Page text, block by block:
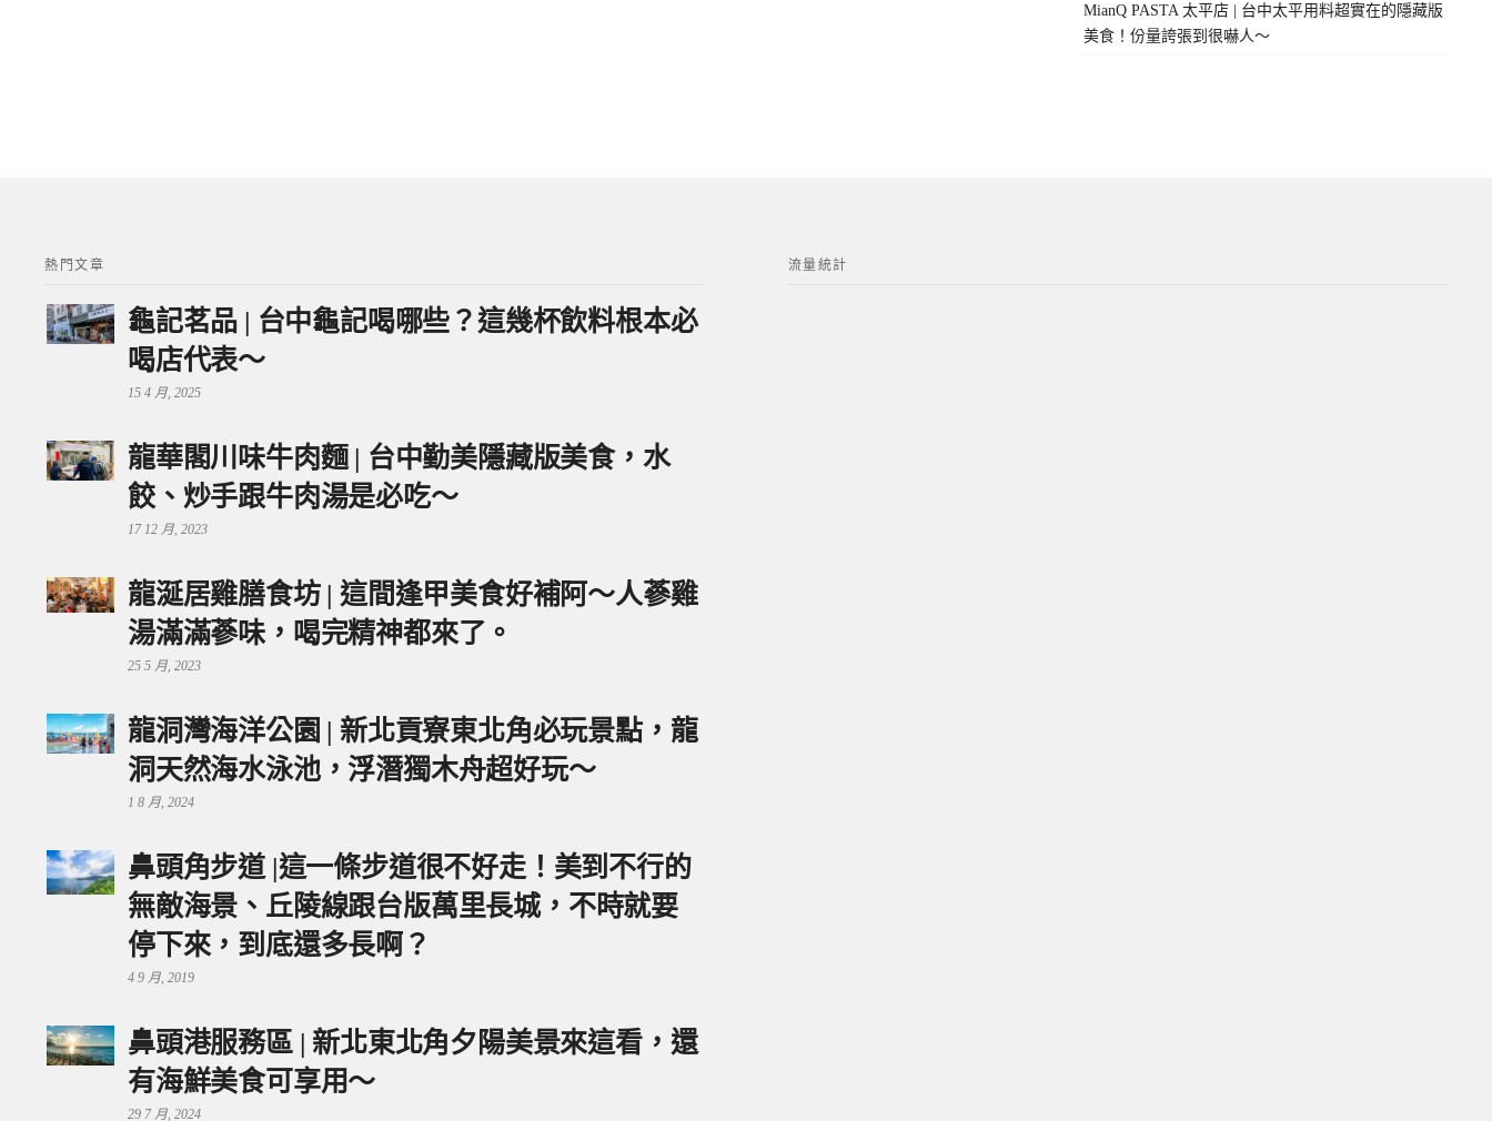
MianQ PASTA 太平店 | 台中太平用料超實在的隱藏版
美食！份量誇張到很嚇人～
熱門文章
龜記茗品 | 台中龜記喝哪些？這幾杯飲料根本必
喝店代表～
15 4 月, 2025
龍華閣川味牛肉麵 | 台中勤美隱藏版美食，水
餃、炒手跟牛肉湯是必吃～
17 12 月, 2023
龍涎居雞膳食坊 | 這間逢甲美食好補阿～人蔘雞
湯滿滿蔘味，喝完精神都來了。
25 5 月, 2023
龍洞灣海洋公園 | 新北貢寮東北角必玩景點，龍
洞天然海水泳池，浮潛獨木舟超好玩～
1 8 月, 2024
鼻頭角步道 |這一條步道很不好走！美到不行的
無敵海景、丘陵線跟台版萬里長城，不時就要
停下來，到底還多長啊？
4 9 月, 2019
鼻頭港服務區 | 新北東北角夕陽美景來這看，還
有海鮮美食可享用～
29 7 月, 2024
流量統計